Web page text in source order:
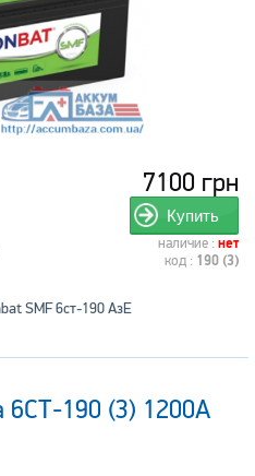
7100 грн
Купить
наличие : нет
код : 190 (3)
SMF 6ст-190 АзЕ
6СТ-190 (3) 1200А